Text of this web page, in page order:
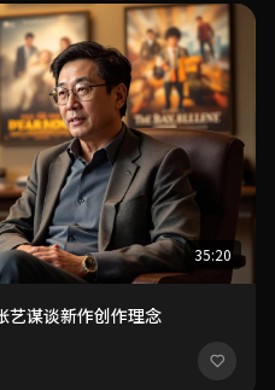
35:20
艺谋谈新作创作理念